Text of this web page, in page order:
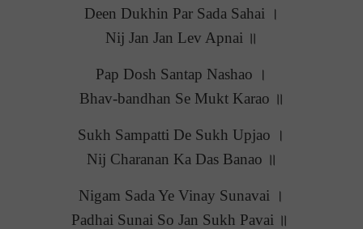
Deen Dukhin Par Sada Sahai ।
Nij Jan Jan Lev Apnai ॥
Pap Dosh Santap Nashao ।
Bhav-bandhan Se Mukt Karao ॥
Sukh Sampatti De Sukh Upjao ।
Nij Charanan Ka Das Banao ॥
Nigam Sada Ye Vinay Sunavai ।
Padhai Sunai So Jan Sukh Pavai ॥